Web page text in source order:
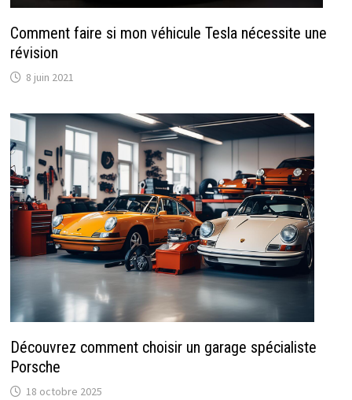
Comment faire si mon véhicule Tesla nécessite une
révision
8 juin 2021
Découvrez comment choisir un garage spécialiste
Porsche
18 octobre 2025